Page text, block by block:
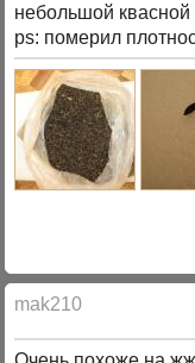
небольшой квасной
ps: померил
mak210